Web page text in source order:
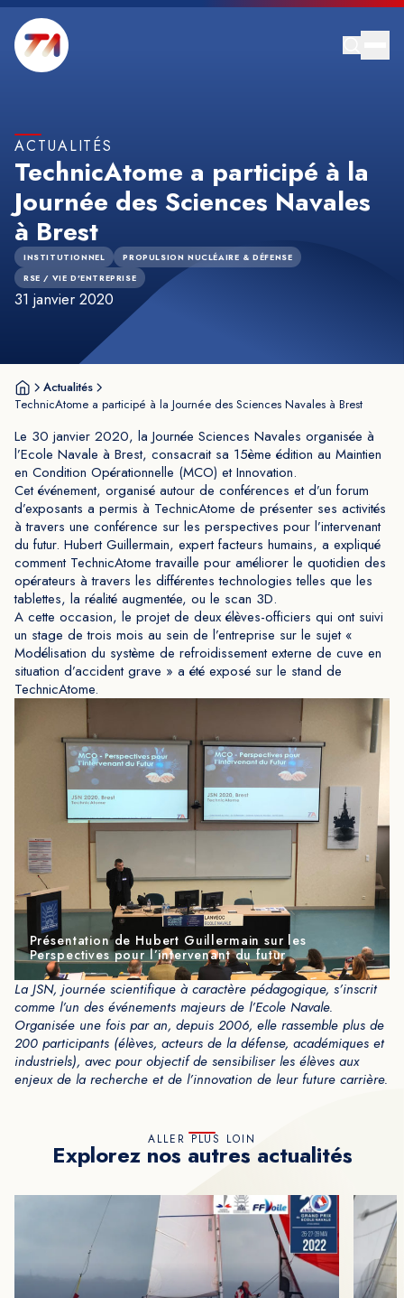
ACTUALITÉS
TechnicAtome a participé à la
Journée des Sciences Navales
à Brest
INSTITUTIONNEL
PROPULSION NUCLÉAIRE & DÉFENSE
RSE / VIE D'ENTREPRISE
31 janvier 2020
Actualités
TechnicAtome a participé à la Journée des Sciences Navales à Brest
Le 30 janvier 2020, la Journée Sciences Navales organisée à
l’Ecole Navale à Brest, consacrait sa 15ème édition au Maintien
en Condition Opérationnelle (MCO) et Innovation.
Cet événement, organisé autour de conférences et d’un forum
d’exposants a permis à TechnicAtome de présenter ses activités
à travers une conférence sur les perspectives pour l’intervenant
du futur. Hubert Guillermain, expert facteurs humains, a expliqué
comment TechnicAtome travaille pour améliorer le quotidien des
opérateurs à travers les différentes technologies telles que les
tablettes, la réalité augmentée, ou le scan 3D.
A cette occasion, le projet de deux élèves-officiers qui ont suivi
un stage de trois mois au sein de l’entreprise sur le sujet «
Modélisation du système de refroidissement externe de cuve en
situation d’accident grave » a été exposé sur le stand de
TechnicAtome.
Présentation de Hubert Guillermain sur les
Perspectives pour l’intervenant du futur
La JSN, journée scientifique à caractère pédagogique, s’inscrit
comme l’un des événements majeurs de l’Ecole Navale.
Organisée une fois par an, depuis 2006, elle rassemble plus de
200 participants (élèves, acteurs de la défense, académiques et
industriels), avec pour objectif de sensibiliser les élèves aux
enjeux de la recherche et de l’innovation de leur future carrière.
ALLER PLUS LOIN
Explorez nos autres actualités